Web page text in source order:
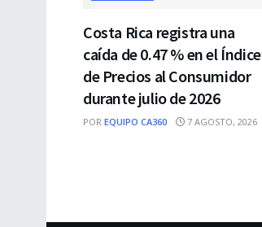
Costa Rica registra una
caída de 0.47 % en el Índice
de Precios al Consumidor
durante julio de 2026
POR EQUIPO CA360 7 AGOSTO, 2026